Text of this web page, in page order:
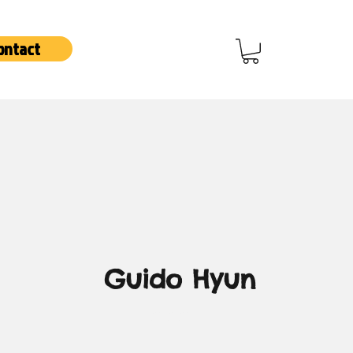
Guido Hyun